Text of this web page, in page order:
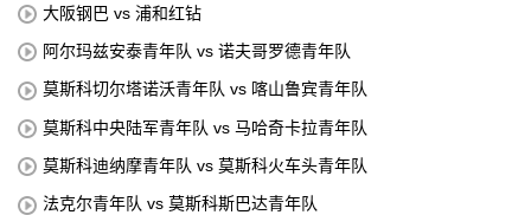
大阪钢巴 vs 浦和红钻
阿尔玛兹安泰青年队 vs 诺夫哥罗德青年队
莫斯科切尔塔诺沃青年队 vs 喀山鲁宾青年队
莫斯科中央陆军青年队 vs 马哈奇卡拉青年队
莫斯科迪纳摩青年队 vs 莫斯科火车头青年队
法克尔青年队 vs 莫斯科斯巴达青年队